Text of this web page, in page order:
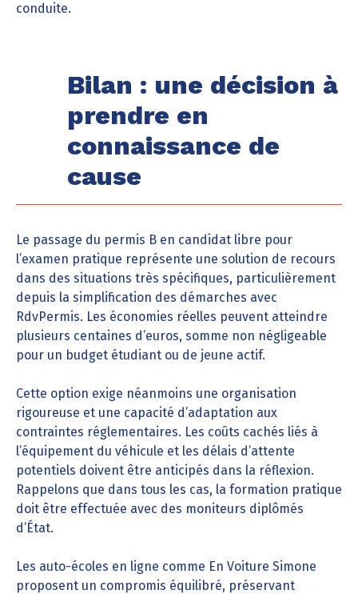
conduite.
Bilan : une décision à
prendre en
connaissance de
cause
Le passage du permis B en candidat libre pour
l’examen pratique représente une solution de recours
dans des situations très spécifiques, particulièrement
depuis la simplification des démarches avec
RdvPermis. Les économies réelles peuvent atteindre
plusieurs centaines d’euros, somme non négligeable
pour un budget étudiant ou de jeune actif.
Cette option exige néanmoins une organisation
rigoureuse et une capacité d’adaptation aux
contraintes réglementaires. Les coûts cachés liés à
l’équipement du véhicule et les délais d’attente
potentiels doivent être anticipés dans la réflexion.
Rappelons que dans tous les cas, la formation pratique
doit être effectuée avec des moniteurs diplômés
d’État.
Les auto-écoles en ligne comme En Voiture Simone
proposent un compromis équilibré, préservant